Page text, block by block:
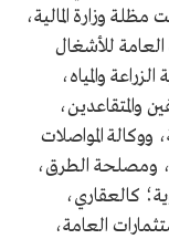
وزارة المالية،
العامة للأشغال
والمياه،
والمتقاعدين،
المواصلات
ومصلحة الطرق،
كالعقاري،
العامة،